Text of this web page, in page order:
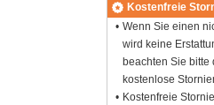
Kostenfreie
Wenn Sie einen
wird keine
beachten Sie
kostenlose
Kostenfreie